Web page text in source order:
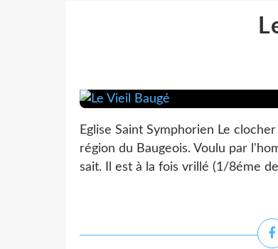
Eglise Saint Symphorien Le
région du Baugeois. Voulu par
sait. Il est à la fois vrillé (1/8éme